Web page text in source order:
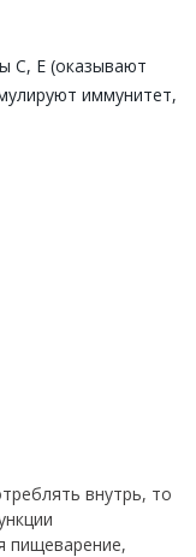
С, Е (оказывают
иммунитет,
внутрь, то
пищеварение,